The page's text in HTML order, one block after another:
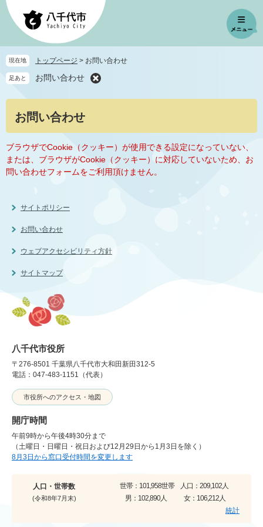
ペ
先
頭
メ
を
飛
文
現在地 トップページ > お問い合わせ
足あと お問い合わせ
お問い合わせ
ブラウザでCookie（クッキー）が使用できる設定になっていない、
または、ブラウザがCookie（クッキー）に対応していないため、お
問い合わせフォームをご利用頂けません。
サイトポリシー
お問い合わせ
ウェブアクセシビリティ方針
サイトマップ
八千代市役所
〒276-8501 千葉県八千代市大和田新田312-5
電話：047-483-1151（代表）
市役所へのアクセス・地図
開庁時間
午前9時から午後4時30分まで
（土曜日・日曜日・祝日および12月29日から1月3日を除く）
8月3日から窓口受付時間を変更します
人口・世帯数
(令和8年7月末)
世帯： 101,958世帯 人口： 209,102人
男： 102,890人 女： 106,212人
統計